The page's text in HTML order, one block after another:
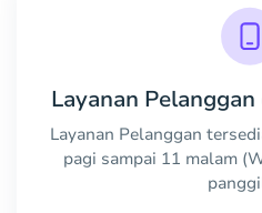
Layanan
Layanan Pelanggan
pagi sampai 11 malam